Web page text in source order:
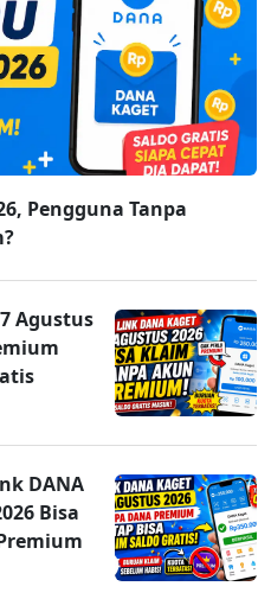
Pengguna Tanpa
Agustus
DANA
Bisa